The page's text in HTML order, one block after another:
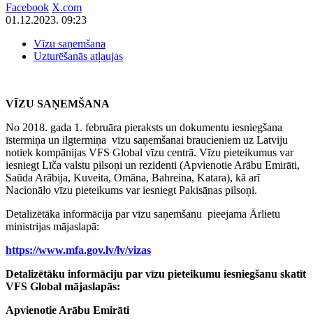
Facebook X.com
01.12.2023. 09:23
Vīzu saņemšana
Uzturēšanās atļaujas
VĪZU SAŅEMŠANA
No 2018. gada 1. februāra pieraksts un dokumentu iesniegšana
īstermiņa un ilgtermiņa vīzu saņemšanai braucieniem uz Latviju
notiek kompānijas VFS Global vīzu centrā. Vīzu pieteikumus var
iesniegt Līča valstu pilsoņi un rezidenti (Apvienotie Arābu Emirāti,
Saūda Arābija, Kuveita, Omāna, Bahreina, Katara), kā arī
Nacionālo vīzu pieteikums var iesniegt Pakisānas pilsoņi.
Detalizētāka informācija par vīzu saņemšanu pieejama Ārlietu
ministrijas mājaslapā:
https://www.mfa.gov.lv/lv/vizas
Detalizētāku informāciju par vīzu pieteikumu iesniegšanu skatīt
VFS Global mājaslapās:
Apvienotie Arābu Emirāti